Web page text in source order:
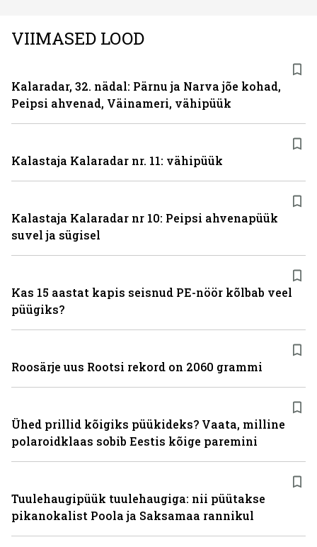
VIIMASED LOOD
Kalaradar, 32. nädal: Pärnu ja Narva jõe kohad,
Peipsi ahvenad, Väinameri, vähipüük
Kalastaja Kalaradar nr. 11: vähipüük
Kalastaja Kalaradar nr 10: Peipsi ahvenapüük
suvel ja sügisel
Kas 15 aastat kapis seisnud PE-nöör kõlbab veel
püügiks?
Roosärje uus Rootsi rekord on 2060 grammi
Ühed prillid kõigiks püükideks? Vaata, milline
polaroidklaas sobib Eestis kõige paremini
Tuulehaugipüük tuulehaugiga: nii püütakse
pikanokalist Poola ja Saksamaa rannikul